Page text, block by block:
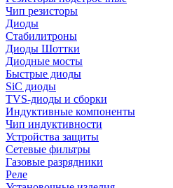
Чип резисторы
Диоды
Стабилитроны
Диоды Шоттки
Диодные мосты
Быстрые диоды
SiC диоды
TVS-диоды и сборки
Индуктивные компоненты
Чип индуктивности
Устройства защиты
Сетевые фильтры
Газовые разрядники
Реле